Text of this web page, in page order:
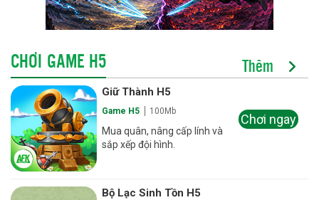
CHƠI GAME H5 Thêm
Giữ Thành H5
Game H5 100Mb
Mua quân, nâng cấp lính và
sắp xếp đội hình.
Chơi ngay
Bộ Lạc Sinh Tồn H5